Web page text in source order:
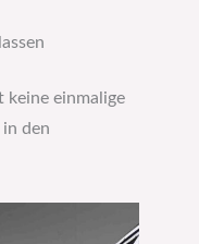
keine einmalige
den